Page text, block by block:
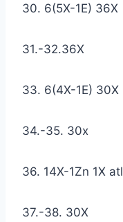
30. 6(5X-1E) 36X
31.-32.36X
33. 6(4X-1E) 30X
34.-35. 30x
36. 14X-1Zn 1X
37.-38. 30X